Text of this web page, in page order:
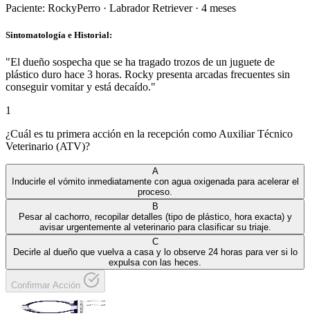
Paciente: RockyPerro · Labrador Retriever· 4 meses
Sintomatología e Historial:
"El dueño sospecha que se ha tragado trozos de un juguete de
plástico duro hace 3 horas. Rocky presenta arcadas frecuentes sin
conseguir vomitar y está decaído."
1
¿Cuál es tu primera acción en la recepción como Auxiliar Técnico
Veterinario (ATV)?
A
Inducirle el vómito inmediatamente con agua oxigenada para acelerar el
proceso.
B
Pesar al cachorro, recopilar detalles (tipo de plástico, hora exacta) y
avisar urgentemente al veterinario para clasificar su triaje.
C
Decirle al dueño que vuelva a casa y lo observe 24 horas para ver si lo
expulsa con las heces.
Confirmar Acción